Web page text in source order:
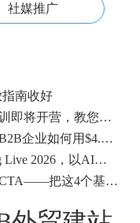
社媒推广
指南收好
广告费烧了不见询盘？长沙实战集训即将开营，教您SEM投放+GEO流量收割，把预算变成真订单
国外展会仅剩15天开启：这家建材B2B企业如何用$4.1撬动近500条本地经销商线索？
万成云商受邀出席Google Marketing Live 2026，以AI之力领航出海增长新浪潮
提高谷歌广告转化率，先别急着测CTA——把这4个基础动作做对，比什么都管用